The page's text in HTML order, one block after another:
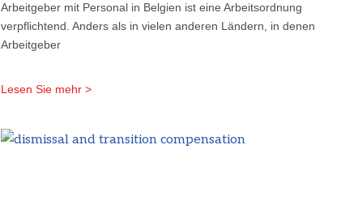
Arbeitgeber mit Personal in Belgien ist eine Arbeitsordnung
verpflichtend. Anders als in vielen anderen Ländern, in denen
Arbeitgeber
Lesen Sie mehr >